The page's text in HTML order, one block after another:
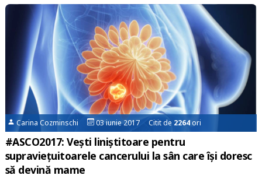
Carina Cozminschi 03 iunie 2017 Citit de 2264ori
#ASCO2017: Vești liniștitoare pentru
supraviețuitoarele cancerului la sân care își doresc
să devină mame